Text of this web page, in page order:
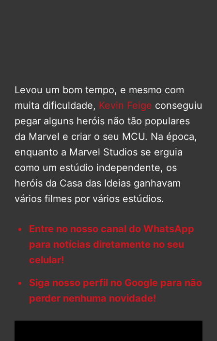
Levou um bom tempo, e mesmo com
muita dificuldade, Kevin Feige conseguiu
pegar alguns heróis não tão populares
da Marvel e criar o seu MCU. Na época,
enquanto a Marvel Studios se erguia
como um estúdio independente, os
heróis da Casa das Ideias ganhavam
vários filmes por vários estúdios.
Entre no nosso canal do WhatsApp
para notícias diretamente no seu
celular!
Siga nosso perfil no Google para não
perder nenhuma novidade!